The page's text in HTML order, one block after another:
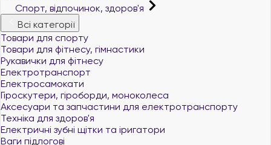
Спорт, відпочинок, здоров'я
Всі категорії
Товари для спорту
Товари для фітнесу, гімнастики
Рукавички для фітнесу
Електротранспорт
Електросамокати
Гіроскутери, гіроборди, моноколеса
Аксесуари та запчастини для електротранспорту
Техніка для здоров'я
Електричні зубні щітки та іригатори
Ваги підлогові